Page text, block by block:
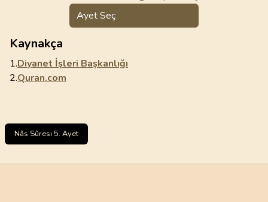
Ayet Seç
Kaynakça
1.Diyanet İşleri Başkanlığı
2.Quran.com
Nâs Sûresi 5. Ayet